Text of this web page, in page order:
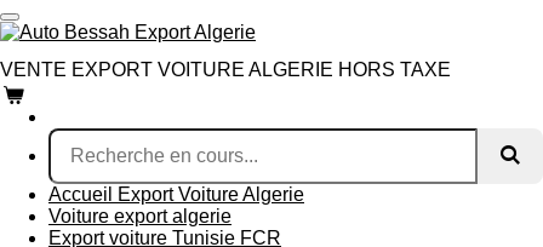
Passer
au
contenu
principal
VENTE EXPORT VOITURE ALGERIE HORS TAXE
Accueil Export Voiture Algerie
Voiture export algerie
Export voiture Tunisie FCR